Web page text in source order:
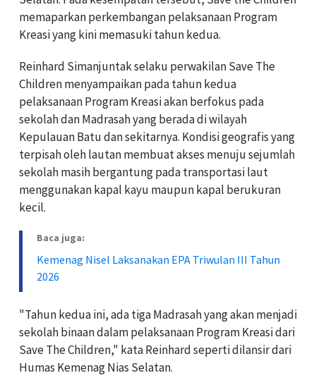
memaparkan perkembangan pelaksanaan Program
Kreasi yang kini memasuki tahun kedua.
Reinhard Simanjuntak selaku perwakilan Save The
Children menyampaikan pada tahun kedua
pelaksanaan Program Kreasi akan berfokus pada
sekolah dan Madrasah yang berada di wilayah
Kepulauan Batu dan sekitarnya. Kondisi geografis yang
terpisah oleh lautan membuat akses menuju sejumlah
sekolah masih bergantung pada transportasi laut
menggunakan kapal kayu maupun kapal berukuran
kecil.
Baca juga:
Kemenag Nisel Laksanakan EPA Triwulan III Tahun
2026
"Tahun kedua ini, ada tiga Madrasah yang akan menjadi
sekolah binaan dalam pelaksanaan Program Kreasi dari
Save The Children," kata Reinhard seperti dilansir dari
Humas Kemenag Nias Selatan.